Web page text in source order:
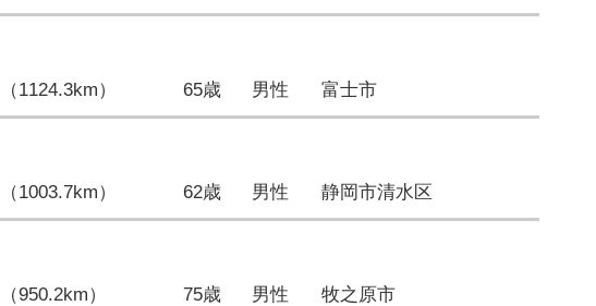
1124.3km） 65歳 男性 富士市
1003.7km） 62歳 男性 静岡市清水区
950.2km） 75歳 男性 牧之原市